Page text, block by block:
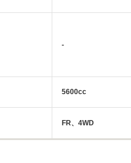
-
5600cc
FR、4WD